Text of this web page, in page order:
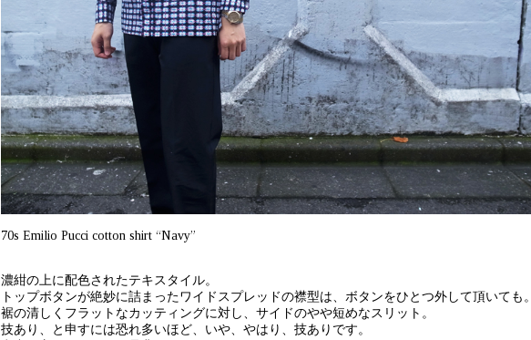
70s Emilio Pucci cotton shirt “Navy”
濃紺の上に配色されたテキスタイル。
トップボタンが絶妙に詰まったワイドスプレッドの襟型は、ボタンをひとつ外して頂いても。
裾の清しくフラットなカッティングに対し、サイドのやや短めなスリット。
技あり、と申すには恐れ多いほど、いや、やはり、技ありです。